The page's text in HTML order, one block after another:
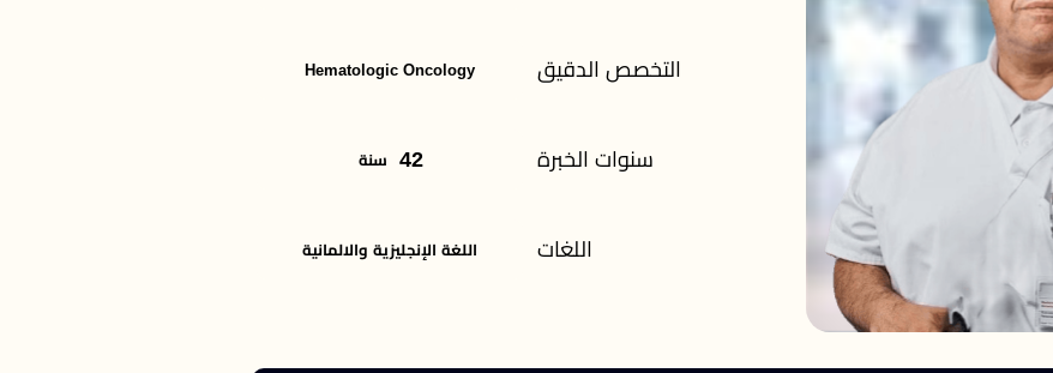
التخصص الدقيق Hematologic Oncology
سنوات الخبرة 42 سنة
اللغات اللغة الإنجليزية والالمانية